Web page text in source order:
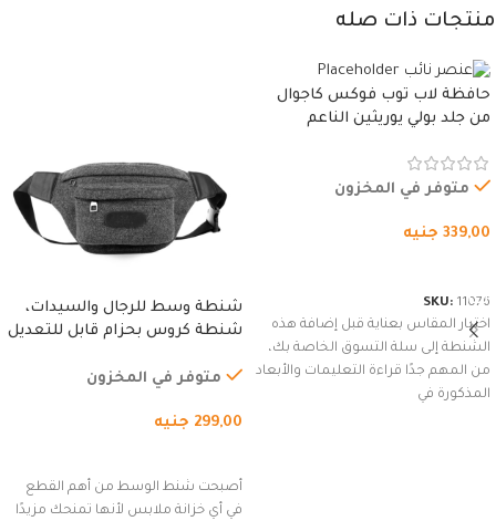
منتجات ذات صله
حافظة لاب توب فوكس كاجوال
من جلد بولي يوريثين الناعم
وسوستة.
متوفر في المخزون
339,00 جنيه
SKU: 11076
اختيار المقاس بعناية قبل إضافة هذه
الشنطة إلى سلة التسوق الخاصة بك،
من المهم جدًا قراءة التعليمات والأبعاد
المذكورة في
شنطة وسط للرجال والسيدات،
شنطة كروس بحزام قابل للتعديل
السفر، الجري العادي، المشي
(رمادي)
متوفر في المخزون
299,00 جنيه
أصبحت شنط الوسط من أهم القطع
في أي خزانة ملابس لأنها تمنحك مزيدًا